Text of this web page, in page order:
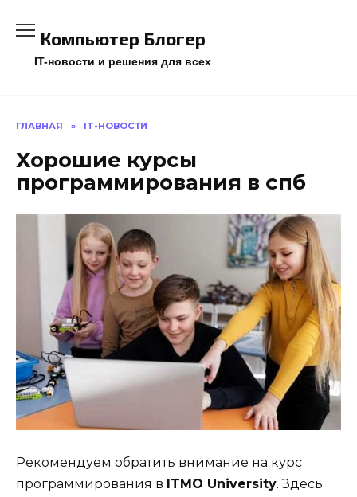
содержанию
Компьютер Блогер
IT-новости и решения для всех
ГЛАВНАЯ » IT-НОВОСТИ
Хорошие курсы
программирования в спб
Рекомендуем обратить внимание на курс
программирования в ITMO University. Здесь